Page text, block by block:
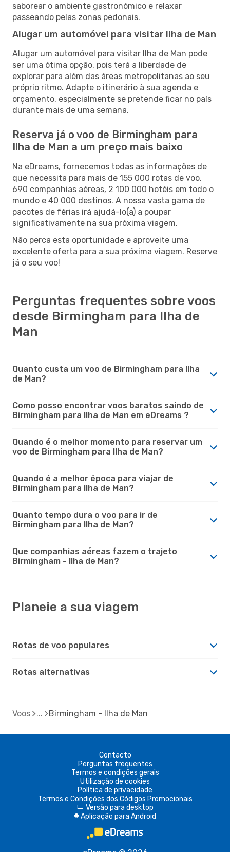
saborear o ambiente gastronómico e relaxar
passeando pelas zonas pedonais.
Alugar um automóvel para visitar Ilha de Man
Alugar um automóvel para visitar Ilha de Man pode
ser uma ótima opção, pois terá a liberdade de
explorar para além das áreas metropolitanas ao seu
próprio ritmo. Adapte o itinerário à sua agenda e
orçamento, especialmente se pretende ficar no país
durante mais de uma semana.
Reserva já o voo de Birmingham para
Ilha de Man a um preço mais baixo
Na eDreams, fornecemos todas as informações de
que necessita para mais de 155 000 rotas de voo,
690 companhias aéreas, 2 100 000 hotéis em todo o
mundo e 40 000 destinos. A nossa vasta gama de
pacotes de férias irá ajudá-lo(a) a poupar
significativamente na sua próxima viagem.
Não perca esta oportunidade e aproveite uma
excelente oferta para a sua próxima viagem. Reserve
já o seu voo!
Perguntas frequentes sobre voos
desde Birmingham para Ilha de
Man
Quanto custa um voo de Birmingham para Ilha
de Man?
Como posso encontrar voos baratos saindo de
Birmingham para Ilha de Man em eDreams ?
Quando é o melhor momento para reservar um
voo de Birmingham para Ilha de Man?
Quando é a melhor época para viajar de
Birmingham para Ilha de Man?
Quanto tempo dura o voo para ir de
Birmingham para Ilha de Man?
Que companhias aéreas fazem o trajeto
Birmingham - Ilha de Man?
Planeie a sua viagem
Rotas de voo populares
Rotas alternativas
Voos Birmingham - Ilha de Man
Contacto
Perguntas frequentes
Termos e condições gerais
Utilização de cookies
Política de privacidade
Termos e Condições dos Códigos Promocionais
d Versão para desktop
A Aplicação para Android